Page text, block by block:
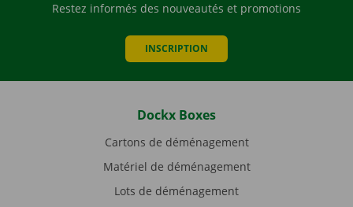
Restez informés des nouveautés et promotions
INSCRIPTION
Dockx Boxes
Cartons de déménagement
Matériel de déménagement
Lots de déménagement